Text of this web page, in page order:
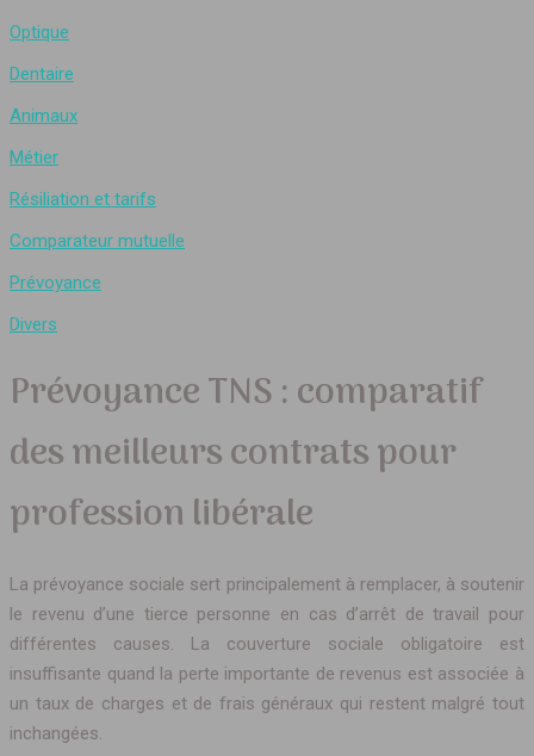
Optique
Dentaire
Animaux
Métier
Résiliation et tarifs
Comparateur mutuelle
Prévoyance
Divers
Prévoyance TNS : comparatif
des meilleurs contrats pour
profession libérale
La prévoyance sociale sert principalement à remplacer, à soutenir
le revenu d’une tierce personne en cas d’arrêt de travail pour
différentes causes. La couverture sociale obligatoire est
insuffisante quand la perte importante de revenus est associée à
un taux de charges et de frais généraux qui restent malgré tout
inchangées.